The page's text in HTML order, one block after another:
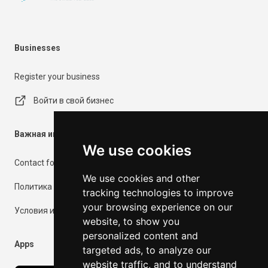
We use cookies
We use cookies and other
tracking technologies to improve
your browsing experience on our
website, to show you
personalized content and
targeted ads, to analyze our
website traffic, and to understand
Businesses
Register your business
Войти в свой бизнес
Важная информация
Contact form
Политика конфиденциальности
Условия использования
Apps